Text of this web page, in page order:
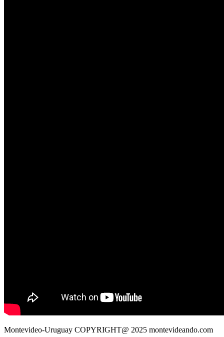
Montevideo-Uruguay COPYRIGHT@ 2025 montevideando.com